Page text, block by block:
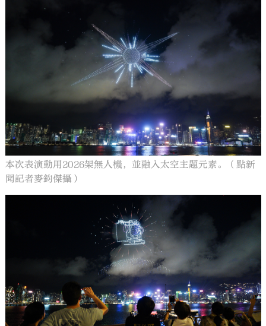
本次表演動用2026架無人機，並融入太空主題元素。（點新
聞記者麥鈞傑攝）